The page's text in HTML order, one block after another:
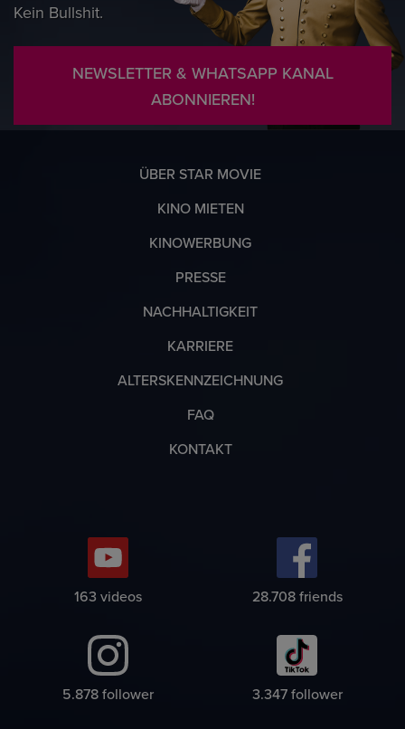
Kein Bullshit.
NEWSLETTER & WHATSAPP KANAL
ABONNIEREN!
ÜBER STAR MOVIE
KINO MIETEN
KINOWERBUNG
PRESSE
NACHHALTIGKEIT
KARRIERE
ALTERSKENNZEICHNUNG
FAQ
KONTAKT
183 videos 32.144friends
6.582follower 3.747follower